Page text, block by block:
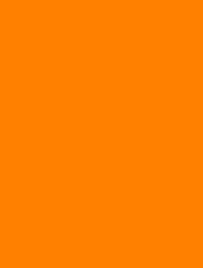
Marius Müller-Westerhagen //